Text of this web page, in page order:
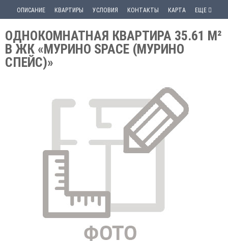
ОПИСАНИЕ КВАРТИРЫ УСЛОВИЯ КОНТАКТЫ КАРТА ЕЩЕ
ОДНОКОМНАТНАЯ КВАРТИРА 35.61 М²
В ЖК «МУРИНО SPACE (МУРИНО
СПЕЙС)»